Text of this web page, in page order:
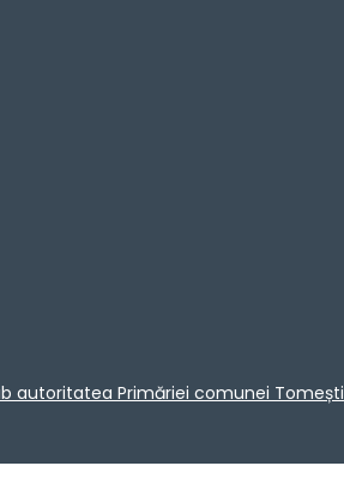
autoritatea Primăriei comunei Tomești